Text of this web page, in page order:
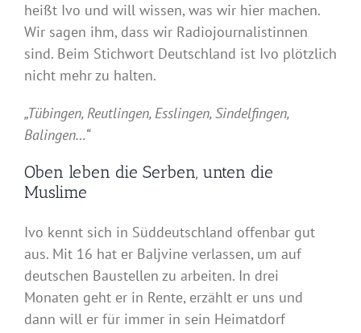
heißt Ivo und will wissen, was wir hier machen.
Wir sagen ihm, dass wir Radiojournalistinnen
sind. Beim Stichwort Deutschland ist Ivo plötzlich
nicht mehr zu halten.
„Tübingen, Reutlingen, Esslingen, Sindelfingen,
Balingen…“
Oben leben die Serben, unten die
Muslime
Ivo kennt sich in Süddeutschland offenbar gut
aus. Mit 16 hat er Baljvine verlassen, um auf
deutschen Baustellen zu arbeiten. In drei
Monaten geht er in Rente, erzählt er uns und
dann will er für immer in sein Heimatdorf